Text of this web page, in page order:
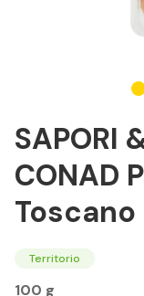
SAPORI
CONAD
Toscano
Territorio
100 g